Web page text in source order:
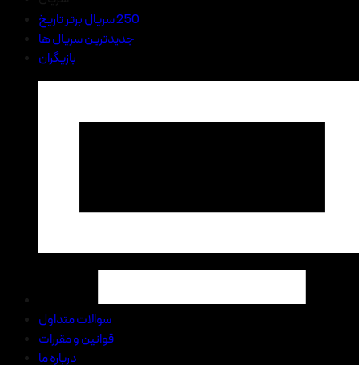
250 سریال برتر تاریخ
جدیدترین سریال ها
بازیگران
سوالات متداول
قوانین و مقررات
درباره ما